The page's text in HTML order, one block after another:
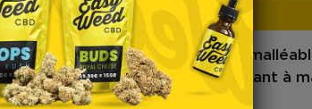
UNIQUE ?
et douceur
. Sa texture
,hautement concentré etplaisant à